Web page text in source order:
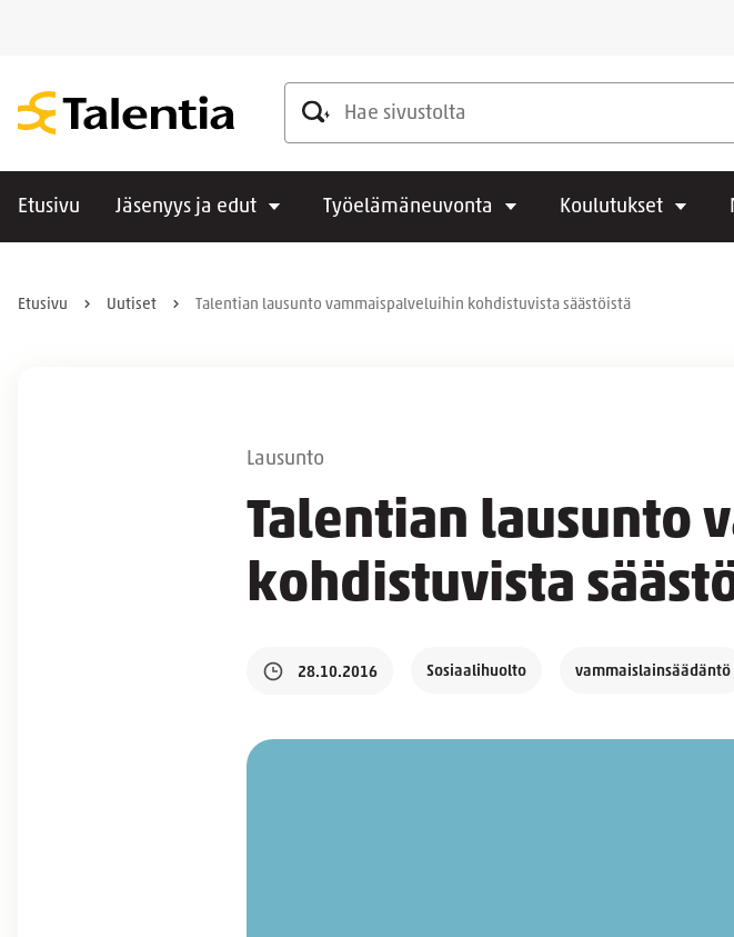
Hae sivustolta
Etusivu Jäsenyys ja edut Työelämäneuvonta Koulutukset
Etusivu Uutiset Talentian lausunto vammaispalveluihin kohdistuvista säästöistä
Lausunto
Talentian lausunto
kohdistuvista
28.10.2016 Sosiaalihuolto vammaislainsäädäntö